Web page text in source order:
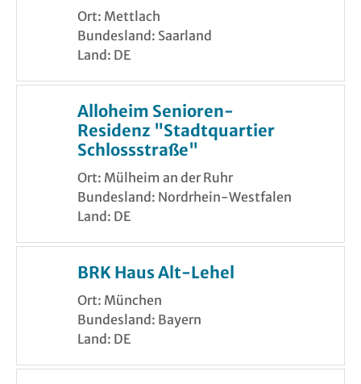
Ort: Mettlach
Bundesland: Saarland
Land: DE
Alloheim Senioren-
Residenz "Stadtquartier
Schlossstraße"
Ort: Mülheim an der Ruhr
Bundesland: Nordrhein-Westfalen
Land: DE
BRK Haus Alt-Lehel
Ort: München
Bundesland: Bayern
Land: DE